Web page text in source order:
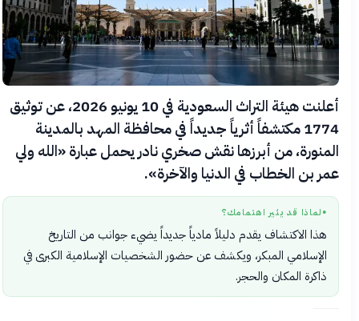
أعلنت هيئة التراث السعودية في 10 يونيو 2026، عن توثيق
1774 مكتشفاً أثرياً جديداً في محافظة المهد بالمدينة
المنورة، من أبرزها نقش صخري نادر يحمل عبارة «الله ولي
عمر بن الخطاب في الدنيا والآخرة».
لماذا قد يثير اهتمامك؟
هذا الاكتشاف يقدم دليلاً مادياً جديداً يضيء جوانب من التاريخ
الإسلامي المبكر، ويكشف عن حضور الشخصيات الإسلامية الكبرى في
ذاكرة المكان والحجر.